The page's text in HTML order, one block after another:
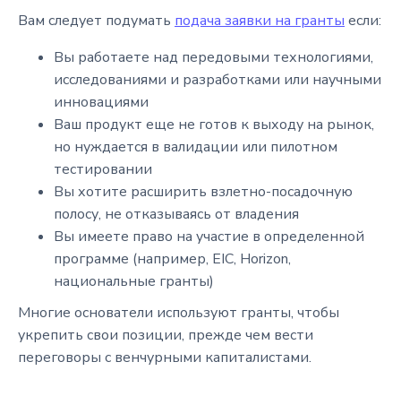
Вам следует подумать подача заявки на гранты если:
Вы работаете над передовыми технологиями,
исследованиями и разработками или научными
инновациями
Ваш продукт еще не готов к выходу на рынок,
но нуждается в валидации или пилотном
тестировании
Вы хотите расширить взлетно-посадочную
полосу, не отказываясь от владения
Вы имеете право на участие в определенной
программе (например, EIC, Horizon,
национальные гранты)
Многие основатели используют гранты, чтобы
укрепить свои позиции, прежде чем вести
переговоры с венчурными капиталистами.